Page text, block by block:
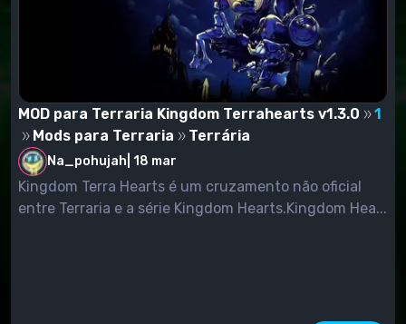
MOD para Terraria Kingdom Terrahearts v1.3.0
1
Mods para Terraria
Terrária
Na_pohujah 18 mar
Kingdom Terra Hearts é um cruzamento não oficial
entre Terraria e a série Kingdom Hearts.Kingdom Hea...